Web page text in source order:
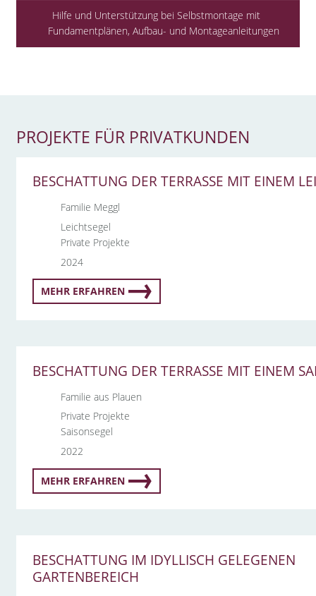
Hilfe und Unterstützung bei Selbstmontage mit
Fundamentplänen, Aufbau- und Montageanleitungen
PROJEKTE FÜR PRIVATKUNDEN
BESCHATTUNG DER TERRASSE MIT EINEM
Familie Meggl
Leichtsegel
Private Projekte
2024
MEHR ERFAHREN
BESCHATTUNG DER TERRASSE MIT EINEM
Familie aus Plauen
Private Projekte
Saisonsegel
2022
MEHR ERFAHREN
BESCHATTUNG IM IDYLLISCH GELEGENEN
GARTENBEREICH